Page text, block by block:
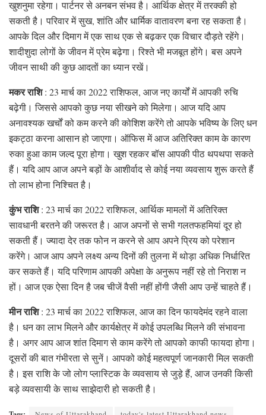
खुशनुमा रहेगा। पार्टनर से अनबन संभव है। आर्थिक क्षेत्र में तरक्की हो
सकती है। परिवार में सुख, शांति और धार्मिक वातावरण बना रह सकता है।
आपके दिल और दिमाग में एक साथ एक से बढ़कर एक विचार दौड़ते रहेंगे।
शादीशुदा लोगों के जीवन में प्रेम बढ़ेगा। रिश्ते भी मजबूत होंगे। बस अपने
जीवन साथी की कुछ आदतों का ध्यान रखें।
मकर राशि: 23 मार्च का 2022 राशिफल, आज नए कार्यों में आपकी रुचि
बढ़ेगी। जिससे आपको कुछ नया सीखने को मिलेगा। आज यदि आप
अनावश्यक खर्चों को कम करने की कोशिश करेंगे तो आपके भविष्य के लिए धन
इकट्ठा करना आसान हो जाएगा। ऑफिस में आज अतिरिक्त काम के कारण
रुका हुआ काम जल्द पूरा होगा। खुश रहकर बॉस आपकी पीठ थपथपा सकते
हैं। यदि आप आज अपने बड़ों के आशीर्वाद से कोई नया व्यवसाय शुरू करते हैं
तो लाभ होना निश्चित है।
कुंभ राशि: 23 मार्च का 2022 राशिफल, आर्थिक मामलों में अतिरिक्त
सावधानी बरतने की जरूरत है। आज अपनों से सभी गलतफहमियां दूर हो
सकती हैं। ज्यादा देर तक फोन न करने से आप अपने प्रिय को परेशान
करेंगे। आज आप अपने लक्ष्य अन्य दिनों की तुलना में थोड़ा अधिक निर्धारित
कर सकते हैं। यदि परिणाम आपकी अपेक्षा के अनुरूप नहीं रहे तो निराश न
हों। आज एक ऐसा दिन है जब चीजें वैसी नहीं होंगी जैसी आप उन्हें चाहते हैं।
मीन राशि: 23 मार्च का 2022 राशिफल, आज का दिन फायदेमंद रहने वाला
है। धन का लाभ मिलने और कार्यक्षेत्र में कोई उपलब्धि मिलने की संभावना
है। अगर आप आज शांत दिमाग से काम करेंगे तो आपको काफी फायदा होगा।
दूसरों की बात गंभीरता से सुनें। आपको कोई महत्वपूर्ण जानकारी मिल सकती
है। इस राशि के जो लोग प्लास्टिक के व्यवसाय से जुड़े हैं, आज उनकी किसी
बड़े व्यवसायी के साथ साझेदारी हो सकती है।